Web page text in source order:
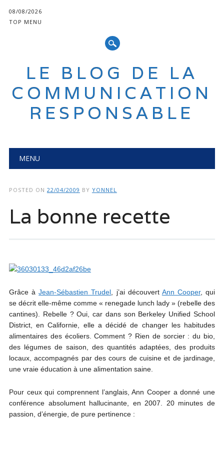
08/08/2026
TOP MENU
LE BLOG DE LA
COMMUNICATION
RESPONSABLE
Main menu
MENU
POSTED ON 22/04/2009 BY YONNEL
La bonne recette
Grâce àJean-Sébastien Trudel , j’ai découvert Ann Cooper, qui
se décrit elle-même comme « renegade lunch lady » (rebelle des
cantines). Rebelle ? Oui, car dans son Berkeley Unified School
District, en Californie, elle a décidé de changer les habitudes
alimentaires des écoliers. Comment ? Rien de sorcier : du bio,
des légumes de saison, des quantités adaptées, des produits
locaux, accompagnés par des cours de cuisine et de jardinage,
une vraie éducation à une alimentation saine.
Pour ceux qui comprennent l’anglais, Ann Cooper a donné une
conférence absolument hallucinante, en 2007. 20 minutes de
passion, d’énergie, de pure pertinence :